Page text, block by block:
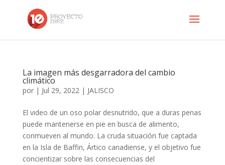
La imagen más desgarradora del cambio
climático
por | Jul 29, 2022| JALISCO
El video de un oso polar desnutrido, que a duras penas
puede mantenerse en pie en busca de alimento,
conmueven al mundo. La cruda situación fue captada
en la Isla de Baffin, Ártico canadiense, y el objetivo fue
concientizar sobre las consecuencias del